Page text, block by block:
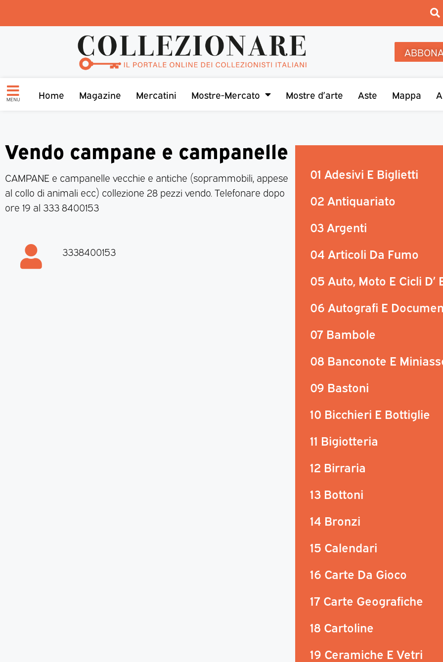
MENU Home Magazine Mercatini Mostre-Mercato Mostre d’arte Aste Mappa
Vendo campane e campanelle
CAMPANE e campanelle vecchie e antiche (soprammobili, appese
al collo di animali ecc) collezione 28 pezzi vendo. Telefonare dopo
ore 19 al 333 8400153
3338400153
01 Adesivi E Biglietti
02 Antiquariato
03 Argenti
04 Articoli Da Fumo
05 Auto, Moto E Cicli D’
06 Autografi E
07 Bambole
08 Banconote E
09 Bastoni
10 Bicchieri E Bottiglie
11 Bigiotteria
12 Birraria
13 Bottoni
14 Bronzi
15 Calendari
16 Carte Da Gioco
17 Carte Geografiche
18 Cartoline
19 Ceramiche E Vetri